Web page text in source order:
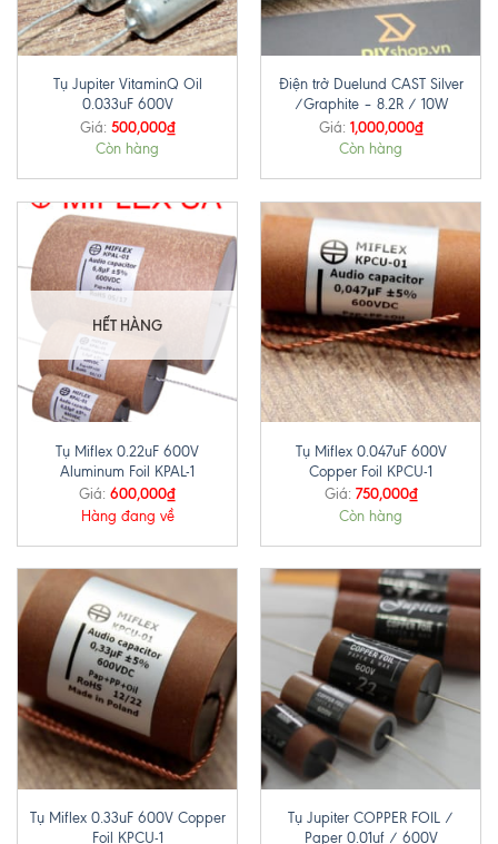
Tụ Jupiter VitaminQ Oil
0.033uF 600V
Giá: 500,000₫
Còn hàng
Điện trở Duelund CAST Silver
/Graphite – 8.2R / 10W
Giá: 1,000,000₫
Còn hàng
HẾT HÀNG
Tụ Miflex 0.22uF 600V
Aluminum Foil KPAL-1
Giá: 600,000₫
Hàng đang về
Tụ Miflex 0.047uF 600V
Copper Foil KPCU-1
Giá: 750,000₫
Còn hàng
Tụ Miflex 0.33uF 600V Copper
Foil KPCU-1
Tụ Jupiter COPPER FOIL /
Paper 0.01uf / 600V